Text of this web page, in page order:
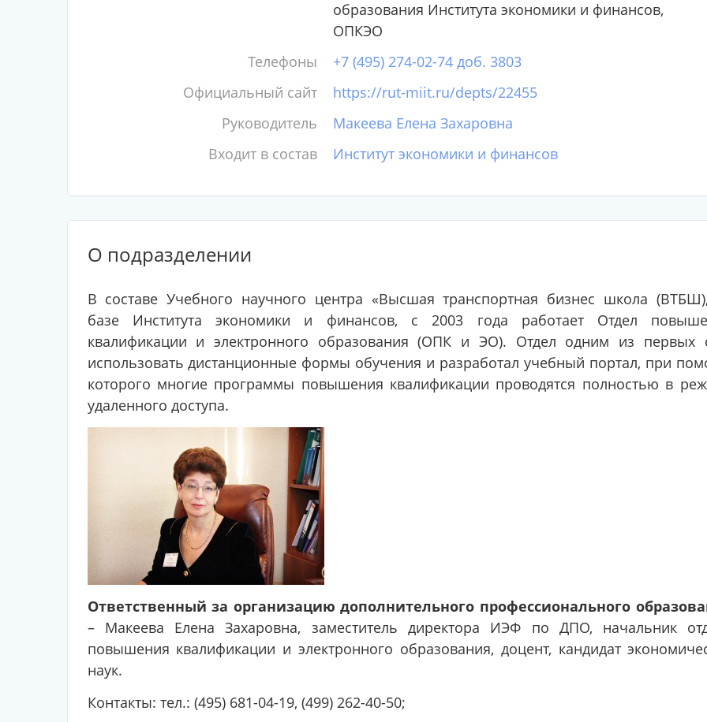
образования Института экономики и финансов,
ОПКЭО
Телефоны
+7 (495) 274-02-74 доб. 3803
Официальный сайт
https://rut-miit.ru/depts/22455
Руководитель
Макеева Елена Захаровна
Входит в состав
Институт экономики и финансов
О подразделении
В составе Учебного научного центра «Высшая транспортная бизнес школа
базе Института экономики и финансов, с 2003 года работает Отдел
квалификации и электронного образования (ОПК и ЭО). Отдел одним из первых
использовать дистанционные формы обучения и разработал учебный портал, при
которого многие программы повышения квалификации проводятся полностью в
удаленного доступа.
Ответственный за организацию дополнительного профессионального
– Макеева Елена Захаровна, заместитель директора ИЭФ по ДПО, начальник
повышения квалификации и электронного образования, доцент, кандидат
наук.
Контакты: тел.: (495) 681-04-19, (499) 262-40-50;